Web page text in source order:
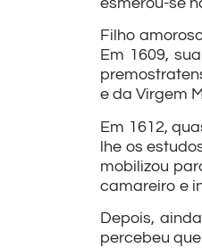
Filho
Em 1609,
e da Virgem
Em 1612,
lhe os
mobilizou
camareiro e
Depois,
percebeu